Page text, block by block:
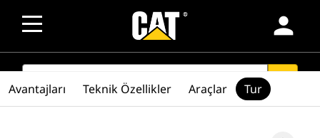
person
SEARCH
Avantajları Teknik Özellikler Araçlar Tur